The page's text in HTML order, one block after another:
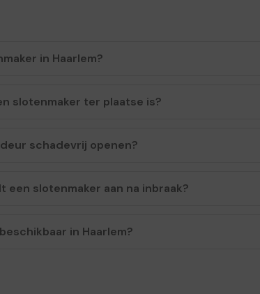
in Haarlem?
slotenmaker ter plaatse is?
schadevrij openen?
slotenmaker aan na inbraak?
in Haarlem?